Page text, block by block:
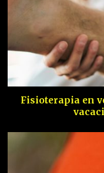
Fisioterapia en